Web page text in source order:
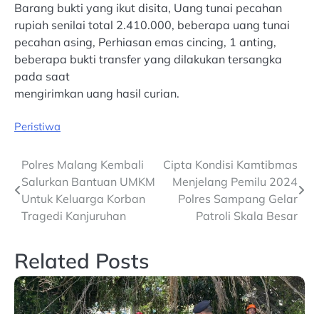
Barang bukti yang ikut disita, Uang tunai pecahan
rupiah senilai total 2.410.000, beberapa uang tunai
pecahan asing, Perhiasan emas cincing, 1 anting,
beberapa bukti transfer yang dilakukan tersangka
pada saat
mengirimkan uang hasil curian.
Peristiwa
Post
navigation
Polres Malang Kembali
Salurkan Bantuan UMKM
Untuk Keluarga Korban
Tragedi Kanjuruhan
Cipta Kondisi Kamtibmas
Menjelang Pemilu 2024
Polres Sampang Gelar
Patroli Skala Besar
Related Posts